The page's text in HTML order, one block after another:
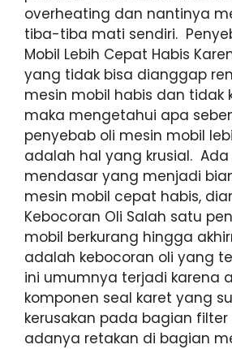
overheating dan nantinya
tiba-tiba mati sendiri.
Mobil Lebih Cepat Habis
yang tidak bisa dianggap
mesin mobil habis dan tidak
maka mengetahui apa
penyebab oli mesin mobil
adalah hal yang krusial.
mendasar yang menjadi
mesin mobil cepat habis,
Kebocoran Oli Salah satu
mobil berkurang hingga
adalah kebocoran oli yang
ini umumnya terjadi karena
komponen seal karet yang
kerusakan pada bagian
adanya retakan di bagian